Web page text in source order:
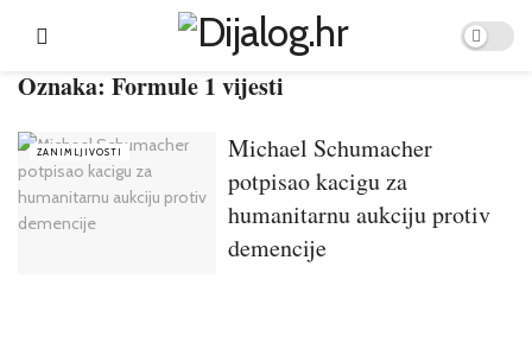
Oznaka: Formule 1 vijesti
ZANIMLJIVOSTI
Michael Schumacher
potpisao kacigu za
humanitarnu aukciju protiv
demencije